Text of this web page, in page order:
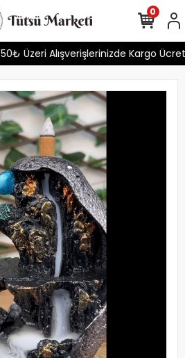
750₺ Üzeri Alışverişlerinizde Kargo
0